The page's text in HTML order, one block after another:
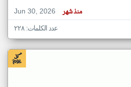
Jun 30, 2026
منذ شهر
عدد الكلمات: ٢٢٨